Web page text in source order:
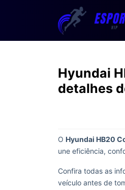
Hyundai
detalhes
O Hyundai HB20
une eficiência,
Confira todas as
veículo antes de